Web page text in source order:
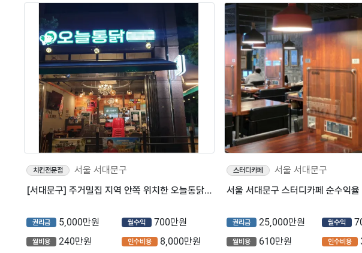
치킨전문점
서울 서대문구
[서대문구] 주거밀집 지역 안쪽 위치한 오늘통닭 매장을 소개합니다^^
권리금 5,000만원 월수익 700만원
월비용 240만원 인수비용 8,000만원
스터디카페
서울 서대문구
권리금 25,000만원 월수익
월비용 610만원 인수비용